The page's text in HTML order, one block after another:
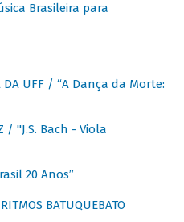
Brasileira para
DA UFF / “A Dança da Morte:
/ "J.S. Bach - Viola
20 Anos”
BATUQUEBATO